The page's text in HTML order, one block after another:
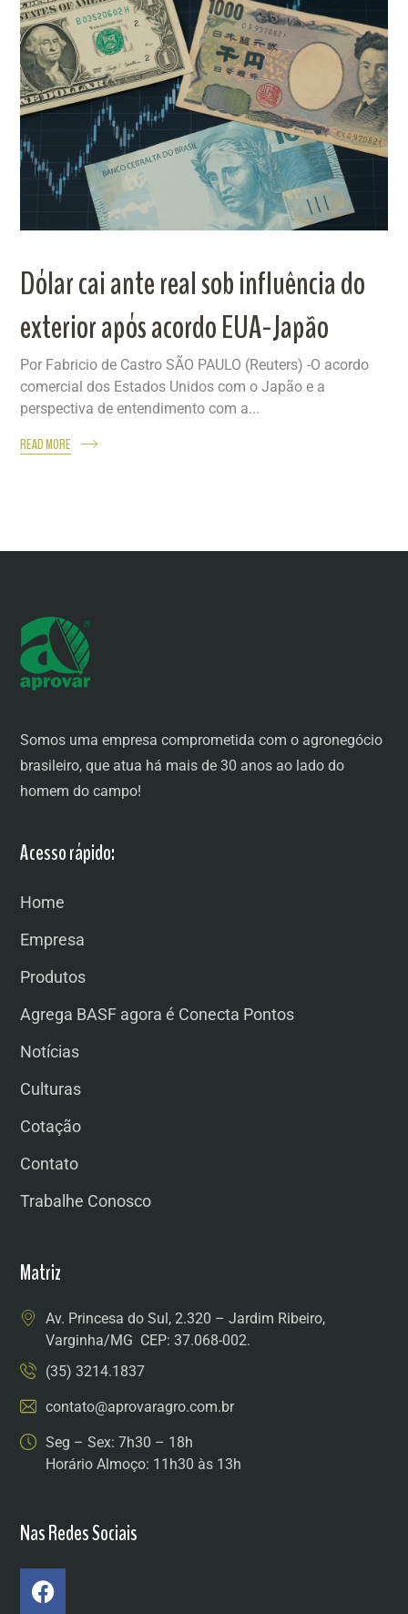
Dólar cai ante real sob influência do
exterior após acordo EUA-Japão
Por Fabricio de Castro SÃO PAULO (Reuters) -O acordo
comercial dos Estados Unidos com o Japão e a
perspectiva de entendimento com a...
READ MORE
Somos uma empresa comprometida com o agronegócio
brasileiro, que atua há mais de 30 anos ao lado do
homem do campo!
Acesso rápido:
Home
Empresa
Produtos
Agrega BASF agora é Conecta Pontos
Notícias
Culturas
Cotação
Contato
Trabalhe Conosco
Matriz
Av. Princesa do Sul, 2.320 – Jardim Ribeiro,
Varginha/MG CEP: 37.068-002.
(35) 3214.1837
contato@aprovaragro.com.br
Seg – Sex: 7h30 – 18h
Horário Almoço: 11h30 às 13h
Nas Redes Sociais